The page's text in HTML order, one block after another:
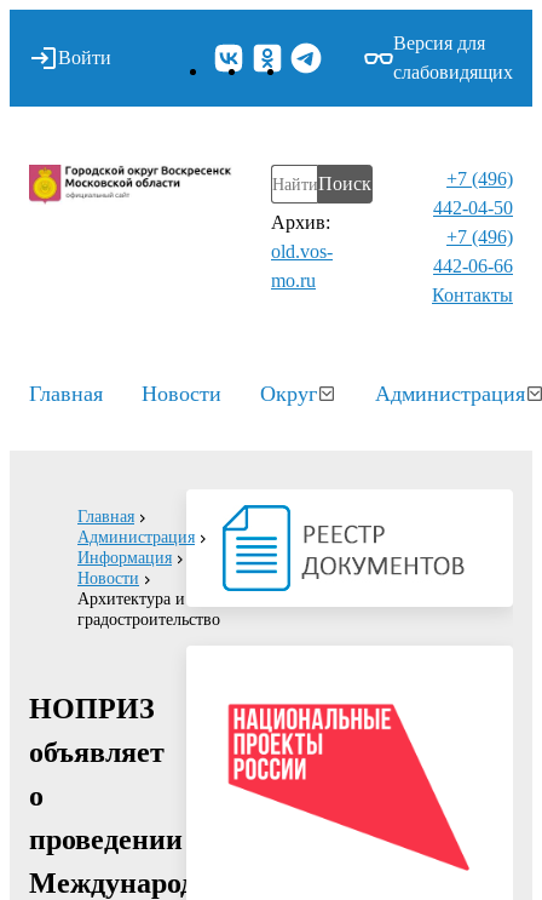
Войти
Версия для
слабовидящих
Поиск
Архив:
old.vos-
mo.ru
+7 (496)
442-04-50
+7 (496)
442-06-66
Контакты⁠
Главная Новости Округ Администрация
Главная
Администрация
Информация
Новости
Архитектура и
градостроительство
НОПРИЗ
объявляет
о
проведении
Международного